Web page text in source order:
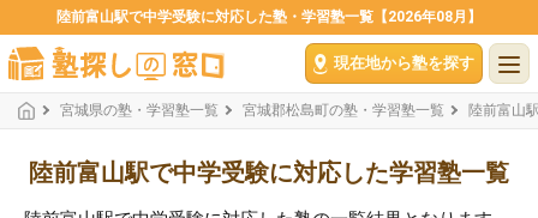
陸前富山駅で中学受験に対応した塾・学習塾一覧【2026年08月】
現在地から塾を探す
宮城県の塾・学習塾一覧 宮城郡松島町の塾・学習塾一覧 陸前富山
陸前富山駅で中学受験に対応した学習塾一覧